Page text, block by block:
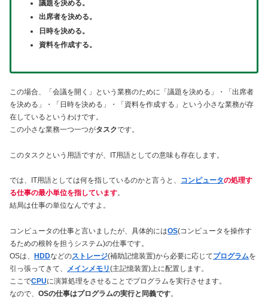
議題を決める。
出席者を決める。
日時を決める。
資料を作成する。
この場合、「会議を開く」という業務のために「議題を決める」・「出席者
を決める」・「日時を決める」・「資料を作成する」という小さな業務が存
在しているというわけです。
この小さな業務一つ一つがタスクです。
このタスクという用語ですが、IT用語としての意味も存在します。
では、IT用語としては何を指しているのかと言うと、 コンピュータの処理す
る仕事の最小単位を指しています。
結局は仕事の単位なんですよ。
コンピュータの仕事と言いましたが、具体的にはOS(コンピュータを操作す
るための根幹を担うシステム)の仕事です。
OSは、
HDDなどのストレージ(補助記憶装置)から必要に応じてプログラムを
引っ張ってきて、 メインメモリ(主記憶装置)上に配置します。
ここでCPUに演算処理をさせることでプログラムを実行させます。
なので、 OSの仕事はプログラムの実行と同義です。